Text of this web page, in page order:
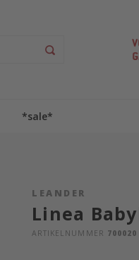
*sale*
LEANDER
Linea
ARTIKELNUMMER 700020